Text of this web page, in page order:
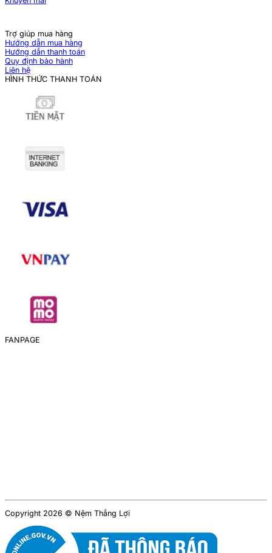
Trợ giúp mua hàng
Hướng dẫn mua hàng
Hướng dẫn thanh toán
Quy định bảo hành
Liên hệ
HÌNH THỨC THANH TOÁN
FANPAGE
Copyright 2026 © Nệm Thắng Lợi